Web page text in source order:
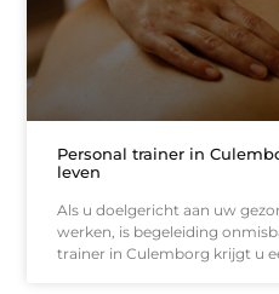
Personal trainer in
leven
Als u doelgericht aan uw
werken, is begeleiding
trainer in Culemborg krijgt u